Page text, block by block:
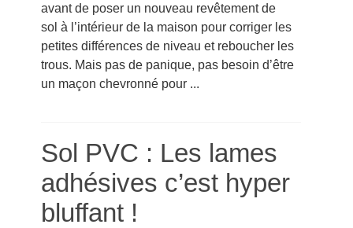
avant de poser un nouveau revêtement de
sol à l’intérieur de la maison pour corriger les
petites différences de niveau et reboucher les
trous. Mais pas de panique, pas besoin d’être
un maçon chevronné pour ...
Sol PVC : Les lames
adhésives c’est hyper
bluffant !